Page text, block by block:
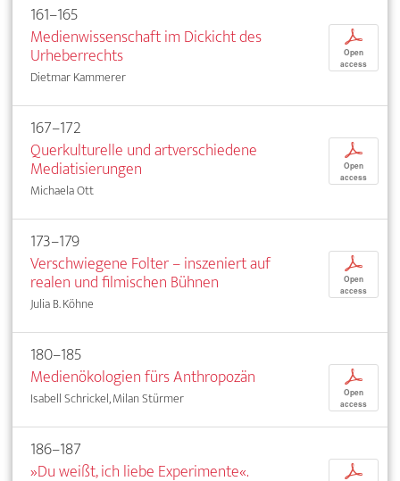
161–165
Medienwissenschaft im Dickicht des
Urheberrechts
Dietmar Kammerer
p
Open
access
167–172
Querkulturelle und artverschiedene
Mediatisierungen
Michaela Ott
p
Open
access
173–179
Verschwiegene Folter – inszeniert auf
realen und filmischen Bühnen
Julia B. Köhne
p
Open
access
180–185
Medienökologien fürs Anthropozän
Isabell Schrickel, Milan Stürmer
p
Open
access
186–187
»Du weißt, ich liebe Experimente«.
p